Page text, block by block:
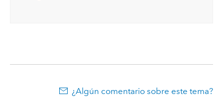
¿Algún comentario sobre este tema?